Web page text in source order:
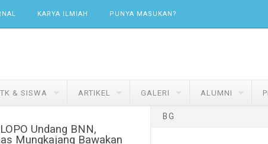
KARYA ILMIAH PUNYA MASUKAN?
& SISWA ARTIKEL GALERI ALUMNI
Undang BNN,
Mungkajang Bawakan
BG